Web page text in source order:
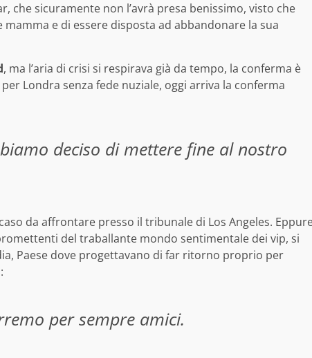
che sicuramente non l’avrà presa benissimo, visto che
e di essere disposta ad abbandonare la sua
, ma l’aria di crisi si respirava già da tempo, la conferma è
Londra senza fede nuziale, oggi arriva la conferma
deciso di mettere fine al nostro
da affrontare presso il tribunale di Los Angeles.
del traballante mondo sentimentale dei vip, si
Paese dove progettavano di far ritorno proprio per
per sempre amici.